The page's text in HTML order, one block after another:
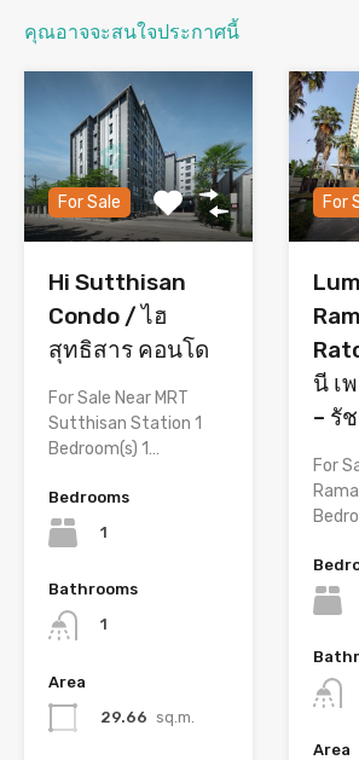
คุณอาจจะสนใจประกาศนี้
For Sale
Hi Sutthisan
Condo / ไฮ
สุทธิสาร คอนโด
For Sale Near MRT
Sutthisan Station 1
Bedroom(s) 1…
Bedrooms
1
Bathrooms
1
Area
29.66 sq.m.
For
นี เ
– รั
For
Area